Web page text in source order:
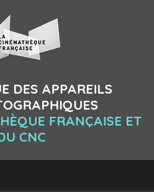
DES APPAREILS
FRANÇAISE ET
CNC